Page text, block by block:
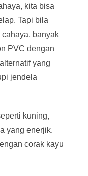
kita bisa
Tapi bila
banyak
PVC dengan
yang
jendela
kuning,
yang enerjik.
corak kayu